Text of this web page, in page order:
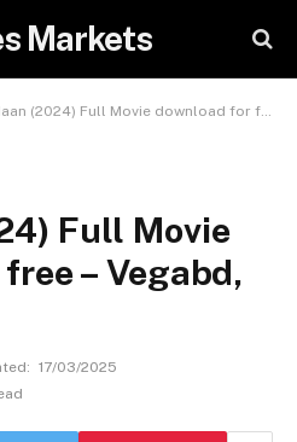
Markets
(2024) Full Movie download for free – Vegabd, MLWBD
Full Movie
– Vegabd,
17/03/2025